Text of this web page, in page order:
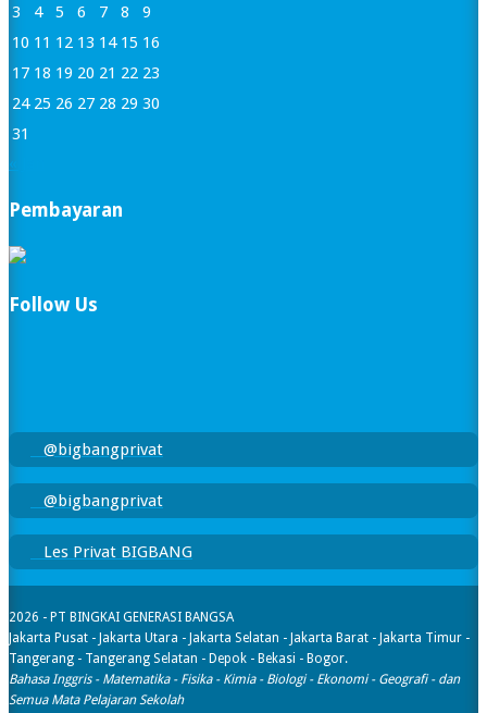
3
4 5 6 7 8
9
10 11 12 13 14 15 16
17 18 19 20 21 22 23
24 25 26 27 28 29 30
31
« Jan
Pembayaran
Follow Us
@bigbangprivat
@bigbangprivat
Les Privat BIGBANG
2026 - PT BINGKAI GENERASI BANGSA
Jakarta Pusat - Jakarta Utara - Jakarta Selatan - Jakarta Barat - Jakarta Timur -
Tangerang - Tangerang Selatan - Depok - Bekasi - Bogor.
Bahasa Inggris - Matematika - Fisika - Kimia - Biologi - Ekonomi - Geografi​ - dan
Semua Mata Pelajaran Sekolah